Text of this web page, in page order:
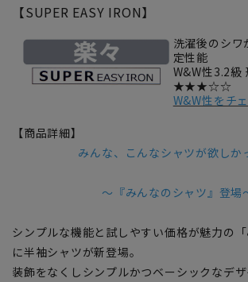
【SUPER EASY IRON】
洗濯後のシワ
定性能
W&W性3.2級
★★★☆☆
W&W性をチ
【商品詳細】
みんな、こんなシャツが欲しか
～『みんなのシャツ』登場
シンプルな機能と試しやすい価格が魅力の「
に半袖シャツが新登場。
装飾をなくしシンプルかつベーシックなデ